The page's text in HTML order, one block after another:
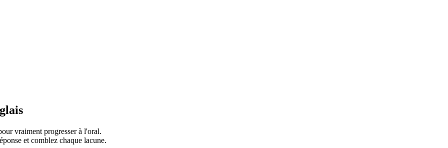
vraiment progresser à l'oral.
et comblez chaque lacune.